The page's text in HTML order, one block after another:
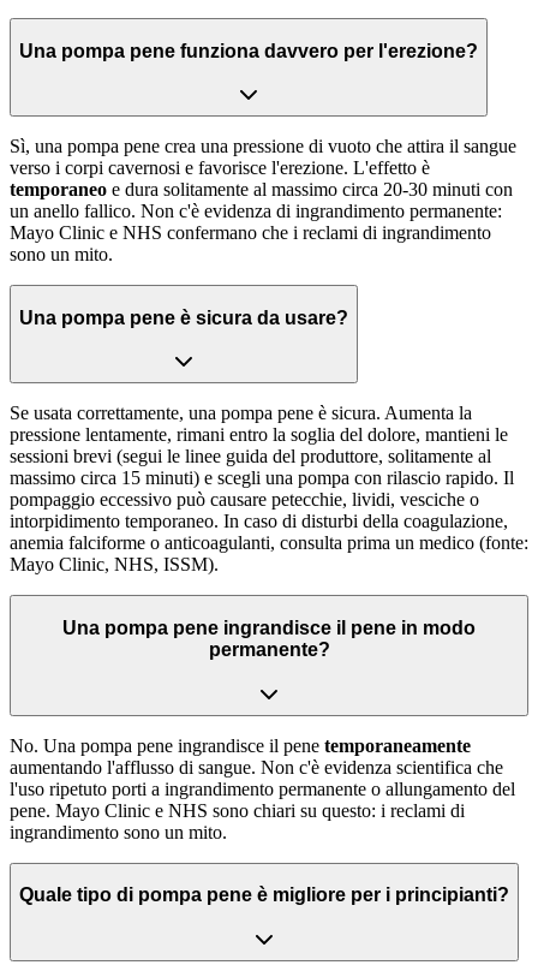
Una pompa pene funziona davvero per l'erezione?
Sì, una pompa pene crea una pressione di vuoto che attira il sangue
verso i corpi cavernosi e favorisce l'erezione. L'effetto è
temporaneo e dura solitamente al massimo circa 20-30 minuti con
un anello fallico. Non c'è evidenza di ingrandimento permanente:
Mayo Clinic e NHS confermano che i reclami di ingrandimento
sono un mito.
Una pompa pene è sicura da usare?
Se usata correttamente, una pompa pene è sicura. Aumenta la
pressione lentamente, rimani entro la soglia del dolore, mantieni le
sessioni brevi (segui le linee guida del produttore, solitamente al
massimo circa 15 minuti) e scegli una pompa con rilascio rapido. Il
pompaggio eccessivo può causare petecchie, lividi, vesciche o
intorpidimento temporaneo. In caso di disturbi della coagulazione,
anemia falciforme o anticoagulanti, consulta prima un medico (fonte:
Mayo Clinic, NHS, ISSM).
Una pompa pene ingrandisce il pene in modo
permanente?
No. Una pompa pene ingrandisce il pene temporaneamente
aumentando l'afflusso di sangue. Non c'è evidenza scientifica che
l'uso ripetuto porti a ingrandimento permanente o allungamento del
pene. Mayo Clinic e NHS sono chiari su questo: i reclami di
ingrandimento sono un mito.
Quale tipo di pompa pene è migliore per i principianti?